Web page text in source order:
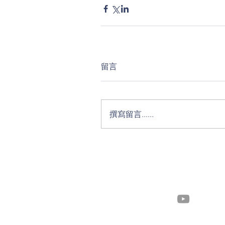
留言
撰寫留言......